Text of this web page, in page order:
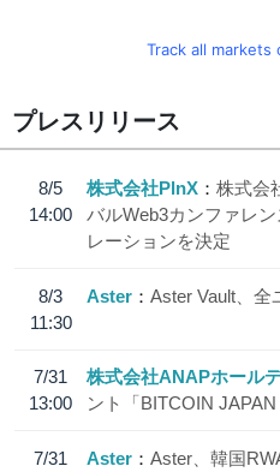
Track all markets
プレスリリース
8/5
14:00
株式会社PlnX
株式会
バルWeb3カンファレ
レーションを決定
8/3
11:30
Aster Aster Vault、全
7/31
13:00
株式会社ANAPホール
ント「BITCOIN
7/31
Aster
Aster、韓国